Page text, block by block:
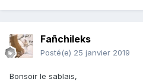
Fañchileks
Posté(e) 25 janvier 2019
Bonsoir le sablais,